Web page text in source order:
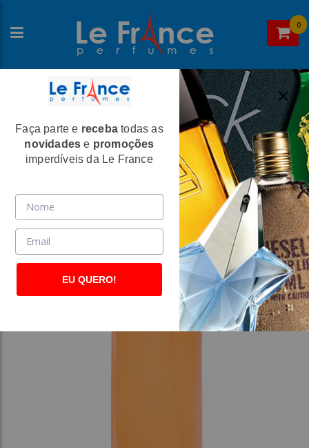
0
Home>Animale>Perfumes Femininos
Animale Animale Feminino Eau de
Parfum
(835)
Faça parte e receba todas as
novidades e promoções
imperdíveis da Le France
EU QUERO!